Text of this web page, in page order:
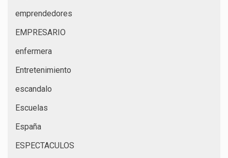
emprendedores
EMPRESARIO
enfermera
Entretenimiento
escandalo
Escuelas
España
ESPECTACULOS